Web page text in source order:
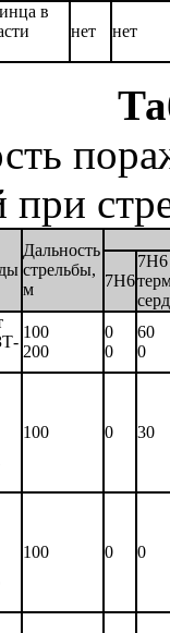
в
нет нет
при
Дальность
стрельбы,
м
7Н6
7Н6
100
200
0
0
60
0
100 0 30
100 0 0